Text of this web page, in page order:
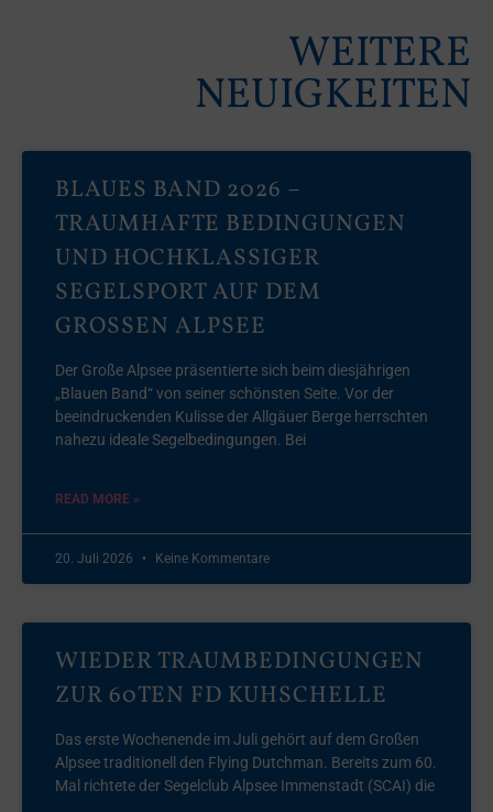
WEITERE
NEUIGKEITEN
BLAUES BAND 2026 –
TRAUMHAFTE BEDINGUNGEN
UND HOCHKLASSIGER
SEGELSPORT AUF DEM
GROSSEN ALPSEE
Der Große Alpsee präsentierte sich beim diesjährigen
„Blauen Band“ von seiner schönsten Seite. Vor der
beeindruckenden Kulisse der Allgäuer Berge herrschten
nahezu ideale Segelbedingungen. Bei
READ MORE »
20. Juli 2026 Keine Kommentare
WIEDER TRAUMBEDINGUNGEN
ZUR 60TEN FD KUHSCHELLE
Das erste Wochenende im Juli gehört auf dem Großen
Alpsee traditionell den Flying Dutchman. Bereits zum 60.
Mal richtete der Segelclub Alpsee Immenstadt (SCAI) die